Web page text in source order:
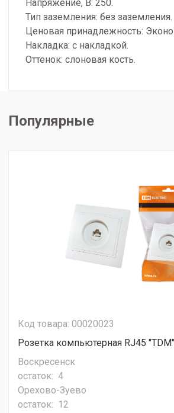
Напряжение, В: 250.
Тип заземления: без заземления.
Ценовая принадлежность:
Накладка: с накладкой.
Оттенок: слоновая кость.
Популярные
Код товара: 00020023
Розетка компьютерная RJ45
Воскресенск
остаток: 4
Орехово-Зуево
остаток: 12